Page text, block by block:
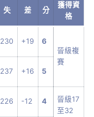
失 差 分
獲得資
格
230 +19
6
晉級複
賽
237 +16 5
226 -12 4
晉級17
至32